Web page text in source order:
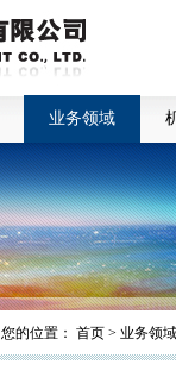
业务领域
您的位置： 首页 > 业务领域